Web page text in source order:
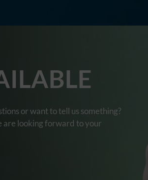
or want to tell us something?
are looking forward to your